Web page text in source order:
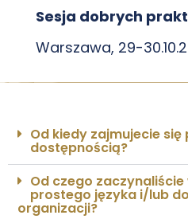
Sesja dobrych
Warszawa, 29-
Od kiedy zajmujecie
dostępnością?
Od czego
prostego języka i/lub
organizacji?